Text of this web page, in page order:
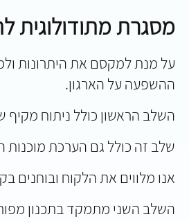
מסגרת
על מנת למקסם את היתרונות
ההשפעה על הארגון.
השלב הראשון כולל ניתוח מקיף
שלב זה כולל גם הערכת מוכנות
אנו מלווים את הלקוח ובוחנים
השלב השני מתמקד בתכנון